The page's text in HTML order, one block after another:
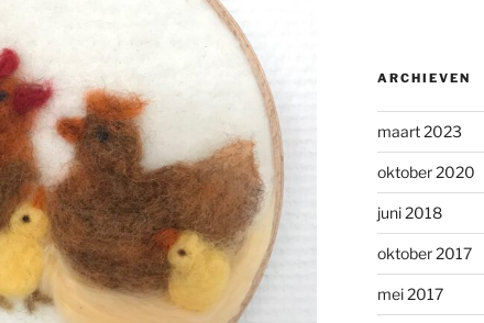
ARCHIEVEN
maart 2023
oktober 2020
juni 2018
oktober 2017
mei 2017